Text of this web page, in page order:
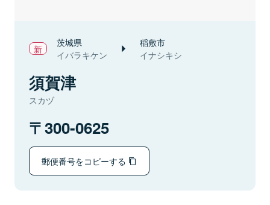
茨城県
イバラキケン
稲敷市
イナシキシ
須賀津
スカヅ
300-0625
郵便番号をコピーする